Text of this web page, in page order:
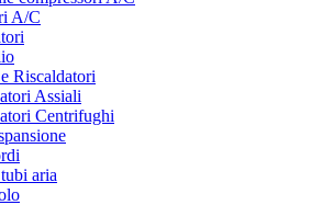
A/C
Riscaldatori
Assiali
Centrifughi
aria